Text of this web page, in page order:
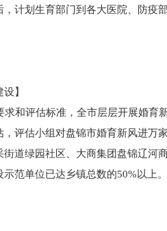
，计划生育部门到各大医院、防疫
】
和评估标准，全市层层开展婚育
，评估小组对盘锦市婚育新风进万
街道绿园社区、大商集团盘锦辽河
示范单位已达乡镇总数的50%以上